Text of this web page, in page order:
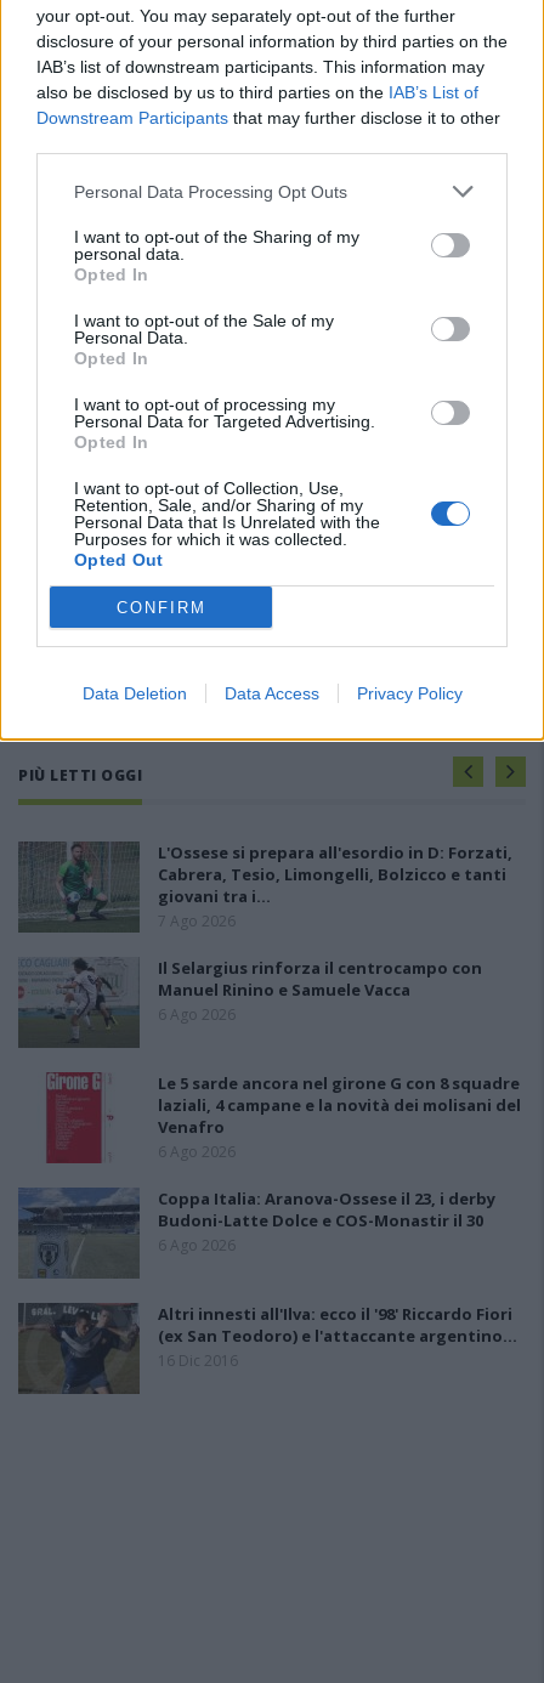
your opt-out. You may separately opt-out of the further
disclosure of your personal information by third parties on the
IAB’s list of downstream participants. This information may
also be disclosed by us to third parties on the IAB’s List of
Downstream Participants that may further disclose it to other
Personal Data Processing Opt Outs
I want to opt-out of the Sharing of my
personal data.
Opted In
I want to opt-out of the Sale of my
Personal Data.
Opted In
I want to opt-out of processing my
Personal Data for Targeted Advertising.
Opted In
I want to opt-out of Collection, Use,
Retention, Sale, and/or Sharing of my
Personal Data that Is Unrelated with the
Purposes for which it was collected.
Opted Out
CONFIRM
Data Deletion Data Access Privacy Policy
PIÙ LETTI OGGI
L'Ossese si prepara all'esordio in D: Forzati,
Cabrera, Tesio, Limongelli, Bolzicco e tanti
giovani tra i…
7 Ago 2026
Il Selargius rinforza il centrocampo con
Manuel Rinino e Samuele Vacca
6 Ago 2026
Le 5 sarde ancora nel girone G con 8 squadre
laziali, 4 campane e la novità dei molisani del
Venafro
6 Ago 2026
Coppa Italia: Aranova-Ossese il 23, i derby
Budoni-Latte Dolce e COS-Monastir il 30
6 Ago 2026
Altri innesti all'Ilva: ecco il '98' Riccardo Fiori
(ex San Teodoro) e l'attaccante argentino…
16 Dic 2016